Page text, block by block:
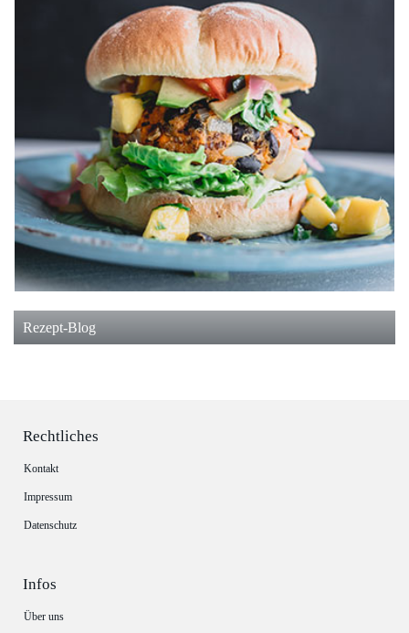
Rezept-Blog
Rechtliches
Kontakt
Impressum
Datenschutz
Infos
Über uns